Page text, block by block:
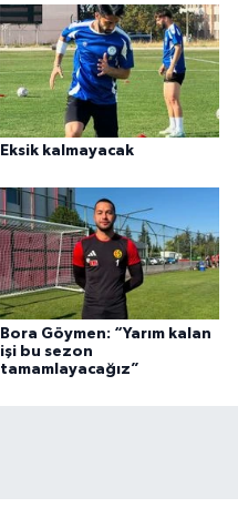
Eksik kalmayacak
Bora Göymen: “Yarım kalan
işi bu sezon
tamamlayacağız”